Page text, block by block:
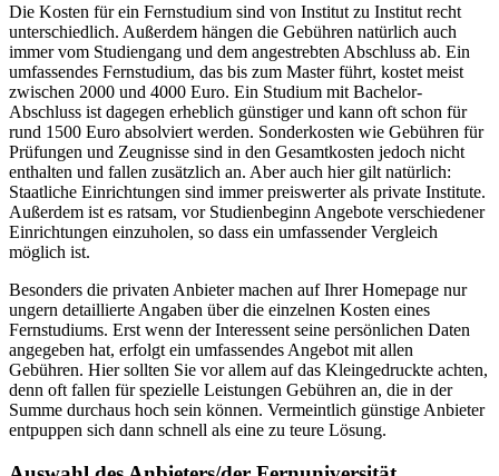
Die Kosten für ein Fernstudium sind von Institut zu Institut recht
unterschiedlich. Außerdem hängen die Gebühren natürlich auch
immer vom Studiengang und dem angestrebten Abschluss ab. Ein
umfassendes Fernstudium, das bis zum Master führt, kostet meist
zwischen 2000 und 4000 Euro. Ein Studium mit Bachelor-
Abschluss ist dagegen erheblich günstiger und kann oft schon für
rund 1500 Euro absolviert werden. Sonderkosten wie Gebühren für
Prüfungen und Zeugnisse sind in den Gesamtkosten jedoch nicht
enthalten und fallen zusätzlich an. Aber auch hier gilt natürlich:
Staatliche Einrichtungen sind immer preiswerter als private Institute.
Außerdem ist es ratsam, vor Studienbeginn Angebote verschiedener
Einrichtungen einzuholen, so dass ein umfassender Vergleich
möglich ist.
Besonders die privaten Anbieter machen auf Ihrer Homepage nur
ungern detaillierte Angaben über die einzelnen Kosten eines
Fernstudiums. Erst wenn der Interessent seine persönlichen Daten
angegeben hat, erfolgt ein umfassendes Angebot mit allen
Gebühren. Hier sollten Sie vor allem auf das Kleingedruckte achten,
denn oft fallen für spezielle Leistungen Gebühren an, die in der
Summe durchaus hoch sein können. Vermeintlich günstige Anbieter
entpuppen sich dann schnell als eine zu teure Lösung.